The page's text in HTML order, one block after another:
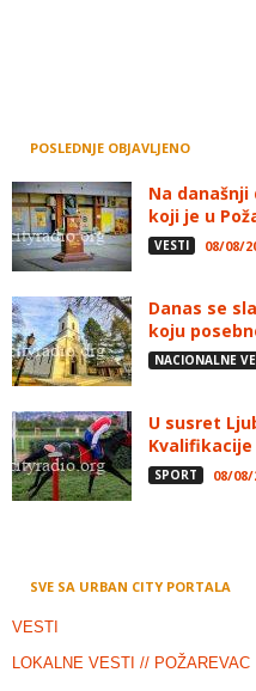
POSLEDNJE OBJAVLJENO
Na današnji
koji je u
VESTI 08/08/
Danas se
koju
NACIONALNE
U susret
SPORT 08/08/
SVE SA URBAN CITY PORTALA
VESTI
LOKALNE VESTI // POŽAREVAC